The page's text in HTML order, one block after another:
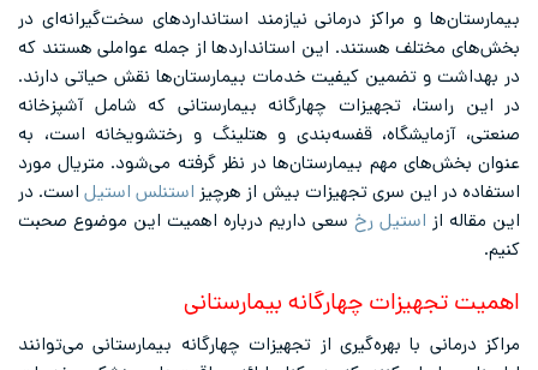
بیمارستان‌ها و مراکز درمانی نیازمند استانداردهای سخت‌گیرانه‌ای در
بخش‌های مختلف هستند. این استانداردها از جمله عواملی هستند که
در بهداشت و تضمین کیفیت خدمات بیمارستان‌ها نقش حیاتی دارند.
در این راستا، تجهیزات چهارگانه بیمارستانی که شامل آشپزخانه
صنعتی، آزمایشگاه، قفسه‌بندی و هتلینگ و رختشویخانه است، به
عنوان بخش‌های مهم بیمارستان‌ها در نظر گرفته می‌شود. متریال مورد
استفاده در این سری تجهیزات بیش از هرچیز استنلس استیلاست. در
این مقاله از استیل رخ سعی داریم درباره اهمیت این موضوع صحبت
کنیم.
اهمیت تجهیزات چهارگانه بیمارستانی
مراکز درمانی با بهره‌گیری از تجهیزات چهارگانه بیمارستانی می‌توانند